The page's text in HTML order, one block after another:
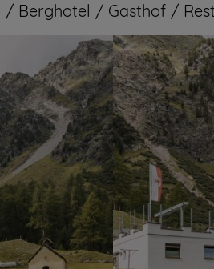
Berghotel Gasthof